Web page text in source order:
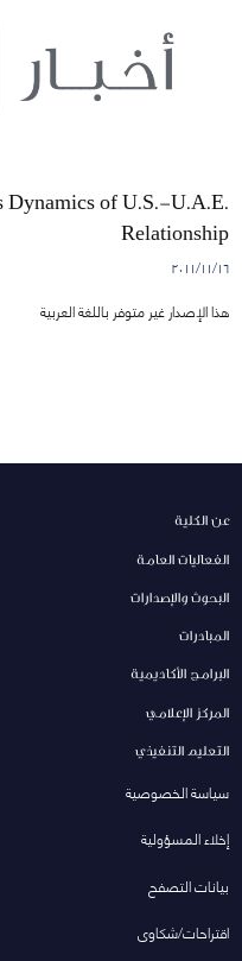
Dynamics of U.S.-U.A.E.
Relationship
١٦‏/١١‏/٢٠١١
هذا الإصدار غير متوفر باللغة العربية
عن الكلية
الفعاليات العامة
البحوث والإصدارات
المبادرات
البرامج الأكاديمية
المركز الإعلامي
التعليم التنفيذي
سياسة الخصوصية
إخلاء المسؤولية
بيانات التصفح
اقتراحات/شكاوى